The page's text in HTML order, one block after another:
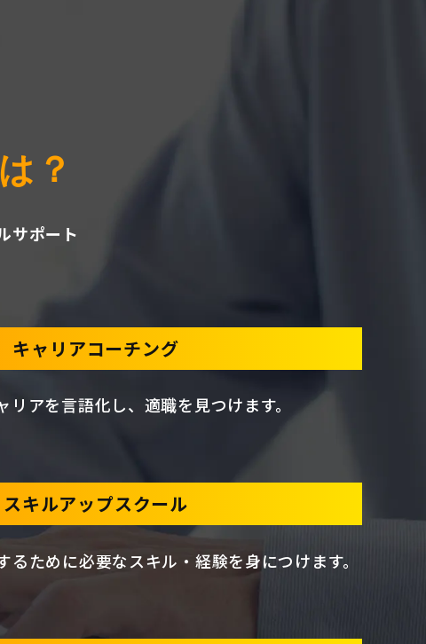
？
サポート
キャリアコーチング
アを言語化し、適職を見つけます。
スキルアップスクール
るために必要なスキル・経験を身につけます。